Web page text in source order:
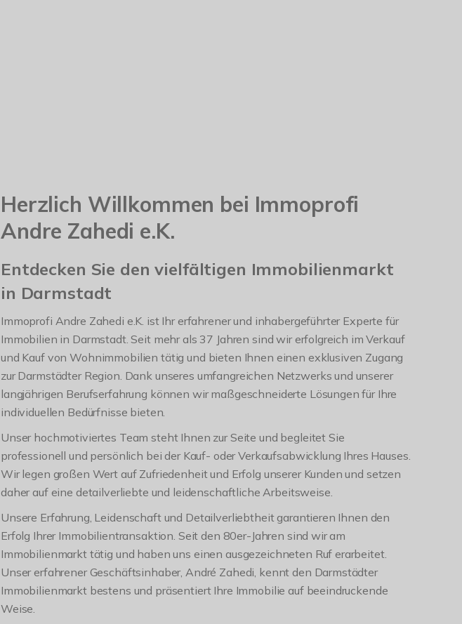
Herzlich Willkommen bei Immoprofi
Andre Zahedi e.K.
Entdecken Sie den vielfältigen Immobilienmarkt
in Darmstadt
Immoprofi Andre Zahedi e.K. ist Ihr erfahrener und inhabergeführter Experte für
Immobilien in Darmstadt. Seit mehr als 37 Jahren sind wir erfolgreich im Verkauf
und Kauf von Wohnimmobilien tätig und bieten Ihnen einen exklusiven Zugang
zur Darmstädter Region. Dank unseres umfangreichen Netzwerks und unserer
langjährigen Berufserfahrung können wir maßgeschneiderte Lösungen für Ihre
individuellen Bedürfnisse bieten.
Unser hochmotiviertes Team steht Ihnen zur Seite und begleitet Sie
professionell und persönlich bei der Kauf- oder Verkaufsabwicklung Ihres Hauses.
Wir legen großen Wert auf Zufriedenheit und Erfolg unserer Kunden und setzen
daher auf eine detailverliebte und leidenschaftliche Arbeitsweise.
Unsere Erfahrung, Leidenschaft und Detailverliebtheit garantieren Ihnen den
Erfolg Ihrer Immobilientransaktion. Seit den 80er-Jahren sind wir am
Immobilienmarkt tätig und haben uns einen ausgezeichneten Ruf erarbeitet.
Unser erfahrener Geschäftsinhaber, André Zahedi, kennt den Darmstädter
Immobilienmarkt bestens und präsentiert Ihre Immobilie auf beeindruckende
Weise.